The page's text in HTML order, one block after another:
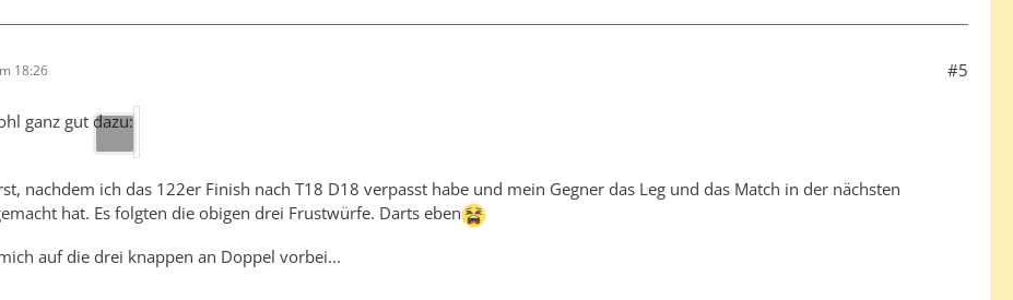
18:26 #5
ganz gut dazu:
nachdem ich das 122er Finish nach T18 D18 verpasst habe und mein Gegner das Leg und das Match in der nächsten
hat. Es folgten die obigen drei Frustwürfe. Darts eben
auf die drei knappen an Doppel vorbei...